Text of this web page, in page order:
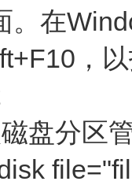
。在
，
盘分区